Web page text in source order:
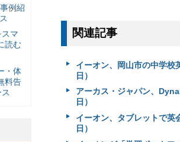
関連記事
イーオン、岡山市の中学校
日）
アーカス・ジャパン、
日）
イーオン、タブレットで
日）
例紹
マ
読む
・体
料告